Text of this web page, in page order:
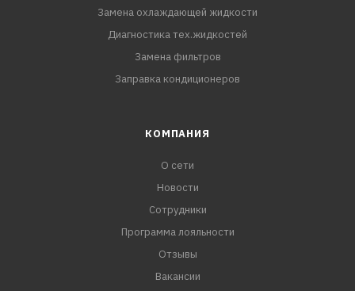
Замена охлаждающей жидкости
Диагностика тех.жидкостей
Замена фильтров
Заправка кондиционеров
КОМПАНИЯ
О сети
Новости
Сотрудники
Программа лояльности
Отзывы
Вакансии